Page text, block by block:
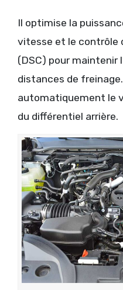
Il optimise la
vitesse et le contrôle
(DSC) pour maintenir
distances de
automatiquement le
du différentiel arrière.